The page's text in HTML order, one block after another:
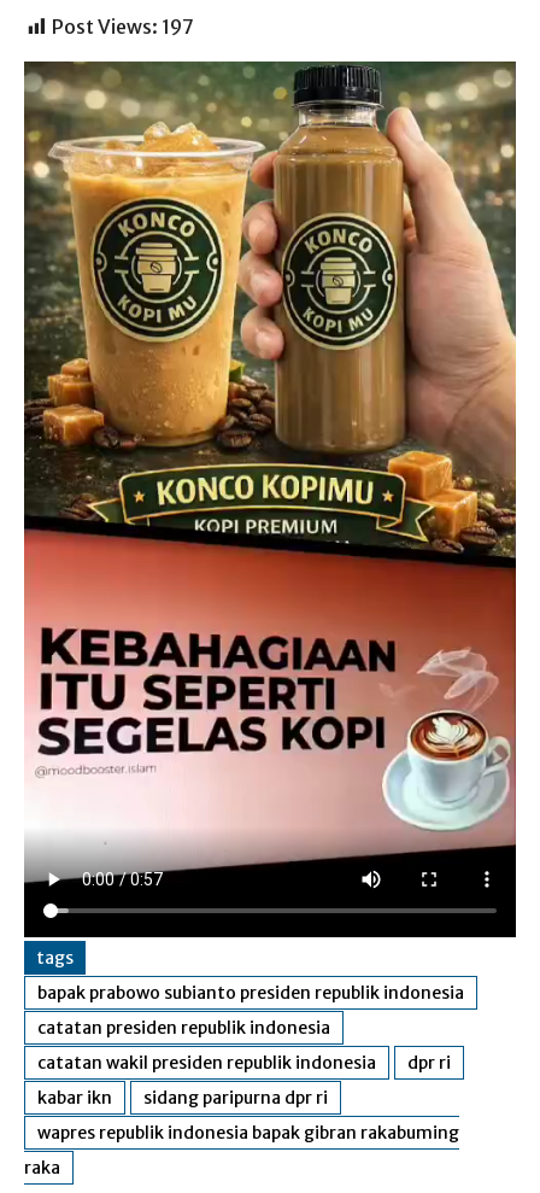
Post Views: 197
tags
bapak prabowo subianto presiden republik indonesia
catatan presiden republik indonesia
catatan wakil presiden republik indonesia
dpr ri
kabar ikn
sidang paripurna dpr ri
wapres republik indonesia bapak gibran rakabuming
raka